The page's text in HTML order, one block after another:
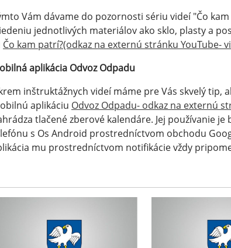
Vám dávame do pozornosti sériu videí "Čo
jednotlivých materiálov ako sklo, plasty a
Čo kam patrí?(odkaz na externú stránku YouTube-
aplikácia Odvoz Odpadu
inštruktážnych videí máme pre Vás skvelý
aplikáciu Odvoz Odpadu- odkaz na externú
tlačené zberové kalendáre. Jej používanie
s Os Android prostredníctvom obchodu
mu prostredníctvom notifikácie vždy